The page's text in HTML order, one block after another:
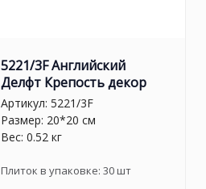
5221/3F Английский
Делфт Крепость декор
Артикул: 5221/3F
Размер: 20*20 см
Вес: 0.52 кг
Плиток в упаковке: 30шт